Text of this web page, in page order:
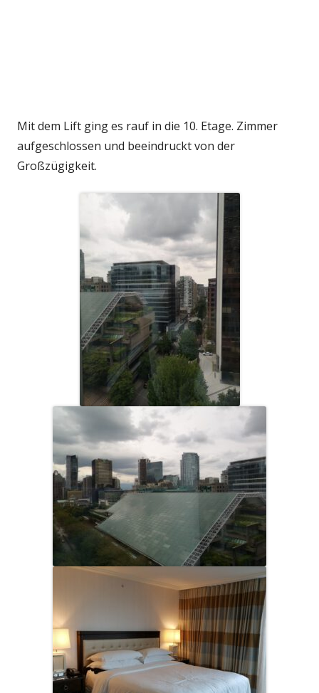
Mit dem Lift ging es rauf in die 10. Etage. Zimmer
aufgeschlossen und beeindruckt von der
Großzügigkeit.